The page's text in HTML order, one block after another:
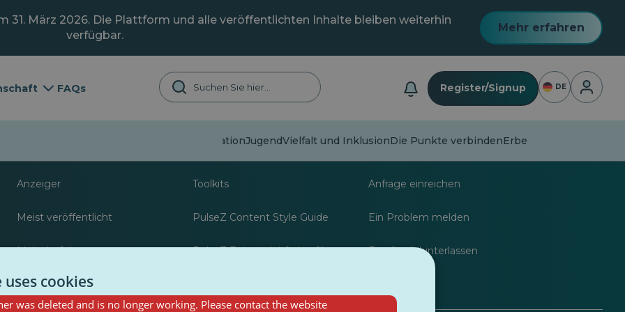
31. März 2026. Die Plattform und alle veröffentlichten Inhalte bleiben weiterhin
verfügbar.
Mehr erfahren
FAQs Register/Signup DE
FehlinformationJugendVielfalt und InklusionDie Punkte verbindenErbe
Anzeiger
Meist veröffentlicht
Meist befolgt
Ressourcen für Journalisten
Toolkits
PulseZ Content Style Guide
PulseZ Beitragsleitfaden für
Anfrage einreichen
Ein Problem melden
Feedback hinterlassen
cookies
was deleted and is no longer working. Please contact the website